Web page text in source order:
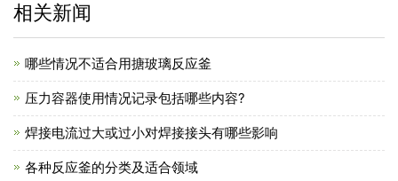
相关新闻
哪些情况不适合用搪玻璃反应釜
压力容器使用情况记录包括哪些内容?
焊接电流过大或过小对焊接接头有哪些影响
各种反应釜的分类及适合领域